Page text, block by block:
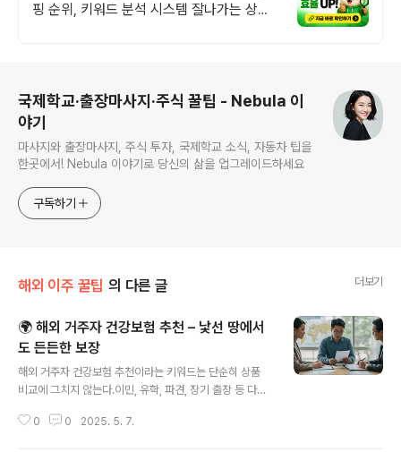
핑 순위, 키워드 분석 시스템 잘나가는 상품
국제학교·출장마사지·주식 꿀팁 - Nebula 이
야기
마사지와 출장마사지, 주식 투자, 국제학교 소식, 자동차 팁을
한곳에서! Nebula 이야기로 당신의 삶을 업그레이드하세요
구독하기
해외 이주 꿀팁 의 다른 글 더보기
🌍 해외 거주자 건강보험 추천 – 낯선 땅에서
도 든든한 보장
해외 거주자 건강보험 추천이라는 키워드는 단순히 상품
비교에 그치지 않는다.이민, 유학, 파견, 장기 출장 등 다양
‘보장받을 수 있는 시스템’은 생존의 문제로 직결된다.이 글
0 0 2025. 5. 7.